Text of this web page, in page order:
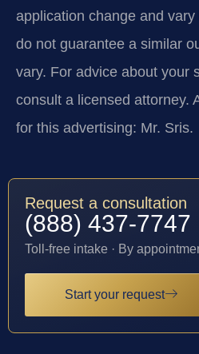
application change and
do not guarantee a similar
vary. For advice about your
consult a licensed attorney.
for this advertising: Mr. Sris.
Request a consultation
(888) 437-7747
Toll-free intake · By
Start your request